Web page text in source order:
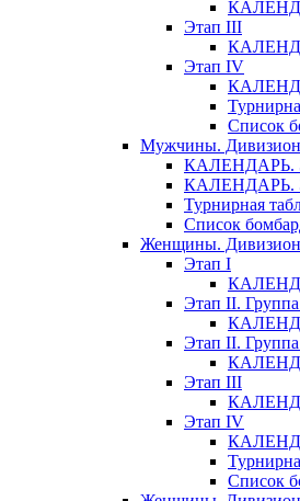
Этап III
Этап IV
Список
Мужчины.
КАЛЕНДАРЬ.
КАЛЕНДАРЬ.
Турнирная
Список
Женщины. Дивизион
Этап I
Этап II.
Этап II.
Этап III
Этап IV
Список